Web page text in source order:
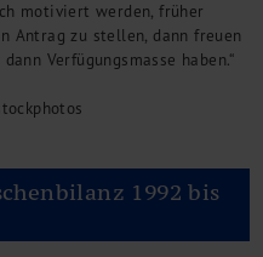
motiviert werden, früher
Antrag zu stellen, dann freuen
Verfügungsmasse haben.“
1992 bis